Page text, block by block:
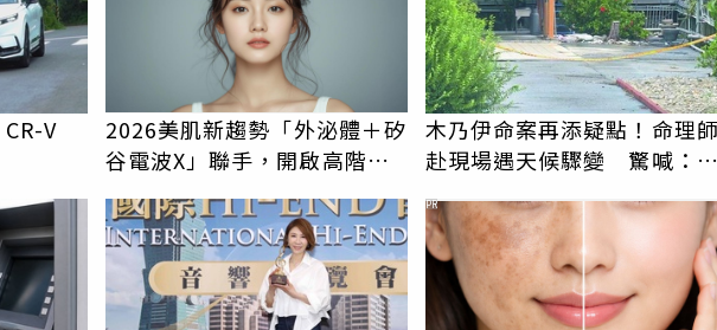
2026美肌新趨勢「外泌體＋矽
谷電波X」聯手，開啟高階養
膚新世代
木乃伊命案再添疑點！命理
赴現場遇天候驟變 驚喊：
者還有冤屈
PR